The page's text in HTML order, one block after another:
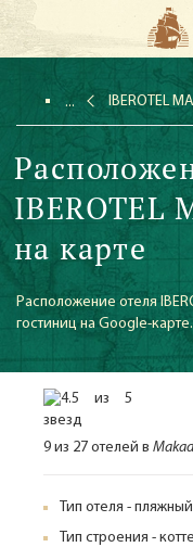
IBEROTEL
IBEROTEL
на карте
Расположение отеля
гостиниц на Google-карте.
9 из 27 отелей в
Тип отеля - пляжный
Тип строения -